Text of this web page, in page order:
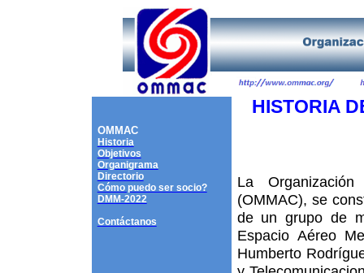
OMMAC
Historia
Objetivos
Organigrama
Directorio
Cómo puedo ser socio?
DMM-2022
Contáctanos
HISTORIA
La
(OMMAC), se
de un grupo de
Espacio Aéreo
Humberto